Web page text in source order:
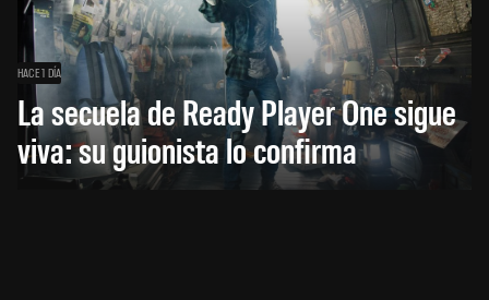
HACE 1 DÍA
La secuela de Ready Player One sigue
viva: su guionista lo confirma